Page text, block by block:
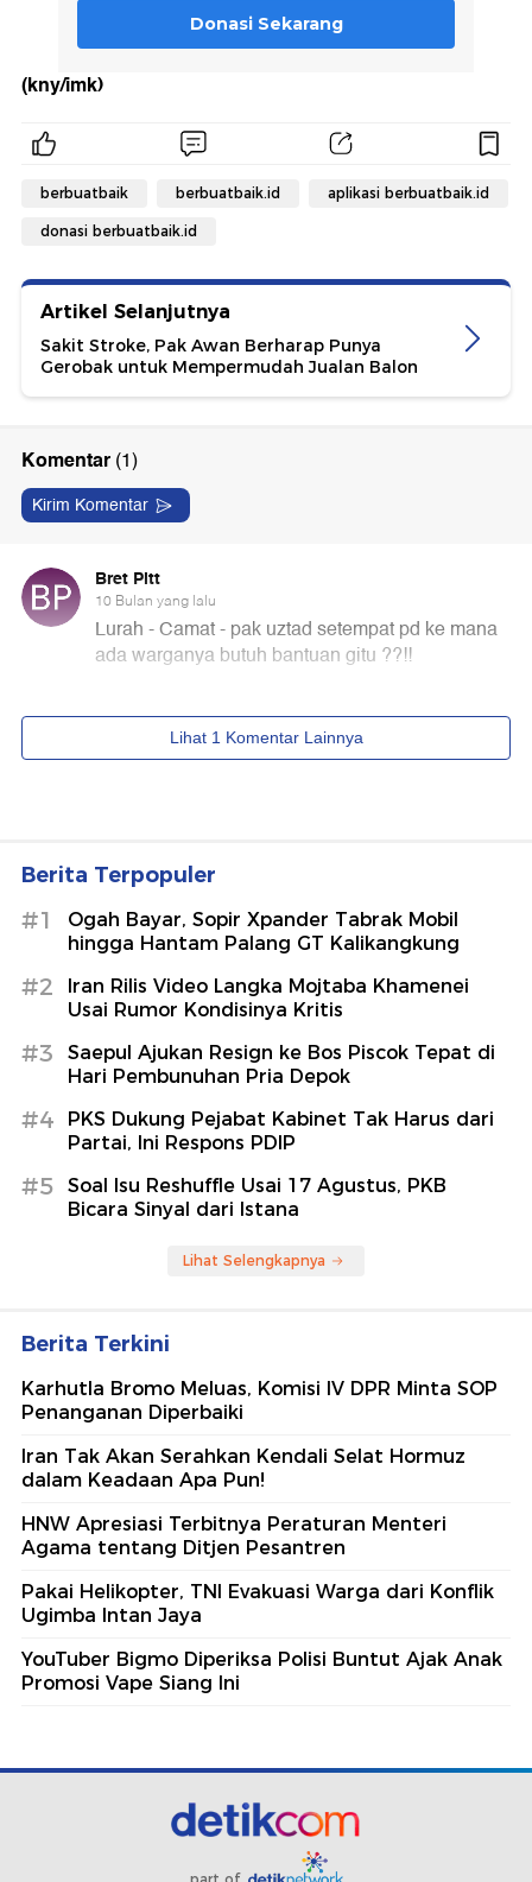
(kny/imk)
berbuatbaik berbuatbaik.id aplikasi berbuatbaik.id
donasi berbuatbaik.id
Artikel Selanjutnya
Sakit Stroke, Pak Awan Berharap Punya
Gerobak untuk Mempermudah Jualan Balon
Berita Terpopuler
#1
Ogah Bayar, Sopir Xpander Tabrak Mobil
hingga Hantam Palang GT Kalikangkung
#2
Iran Rilis Video Langka Mojtaba Khamenei
Usai Rumor Kondisinya Kritis
#3
Saepul Ajukan Resign ke Bos Piscok Tepat di
Hari Pembunuhan Pria Depok
#4
PKS Dukung Pejabat Kabinet Tak Harus dari
Partai, Ini Respons PDIP
#5
Soal Isu Reshuffle Usai 17 Agustus, PKB
Bicara Sinyal dari Istana
Lihat Selengkapnya
Berita Terkini
Karhutla Bromo Meluas, Komisi IV DPR Minta SOP
Penanganan Diperbaiki
Iran Tak Akan Serahkan Kendali Selat Hormuz
dalam Keadaan Apa Pun!
HNW Apresiasi Terbitnya Peraturan Menteri
Agama tentang Ditjen Pesantren
Pakai Helikopter, TNI Evakuasi Warga dari Konflik
Ugimba Intan Jaya
YouTuber Bigmo Diperiksa Polisi Buntut Ajak Anak
Promosi Vape Siang Ini